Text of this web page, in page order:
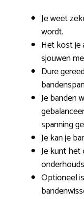
Je weet
wordt.
Het kost je
sjouwen
Dure
Je banden
spanning
Je kan je
Je kunt
Optioneel